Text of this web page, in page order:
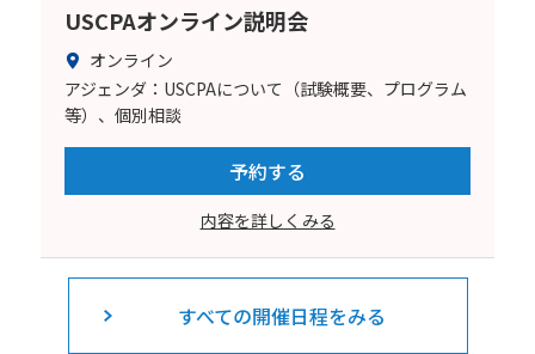
USCPAオンライン説明会
オンライン
アジェンダ：USCPAについて（試験概要、プログラム
等）、個別相談
予約する
内容を詳しくみる
すべての開催日程をみる